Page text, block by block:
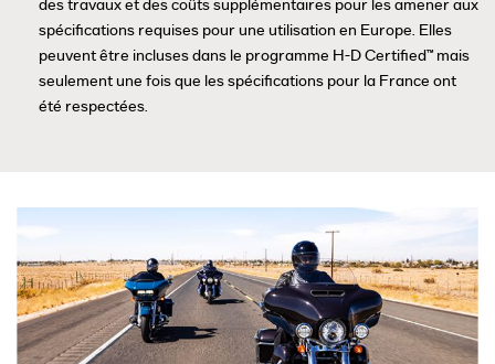
des travaux et des coûts supplémentaires pour les amener aux
spécifications requises pour une utilisation en Europe. Elles
peuvent être incluses dans le programme H-D Certified™ mais
seulement une fois que les spécifications pour la France ont
été respectées.